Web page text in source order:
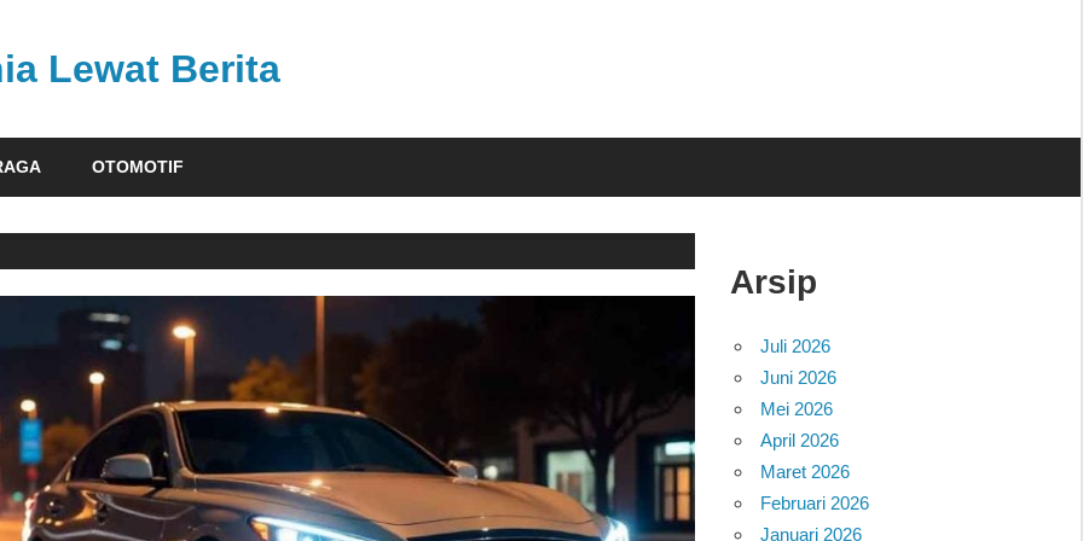
Lewat Berita
OTOMOTIF
Arsip
Juli 2026
Juni 2026
Mei 2026
April 2026
Maret 2026
Februari 2026
Januari 2026